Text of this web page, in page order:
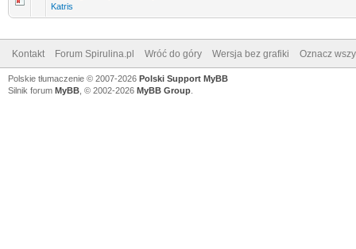
Katris
Kontakt Forum Spirulina.pl Wróć do góry Wersja bez grafiki Oznacz
Polskie tłumaczenie © 2007-2026 Polski Support MyBB
Silnik forum MyBB , © 2002-2026 MyBB Group